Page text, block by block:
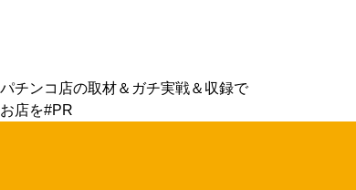
パチンコ店の取材＆ガチ実戦＆収録で
お店を#PR